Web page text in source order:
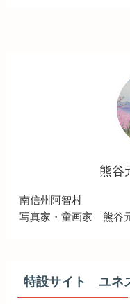
熊谷
南信州阿智村
写真家・童画家 熊谷
特設サイト ユネ